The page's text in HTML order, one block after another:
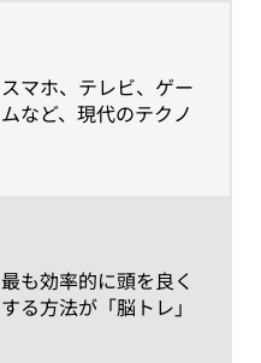
​スマホ、テレビ、ゲー
ムなど、現代のテクノ
​最も効率的に頭を良く
する方法が「脳トレ」